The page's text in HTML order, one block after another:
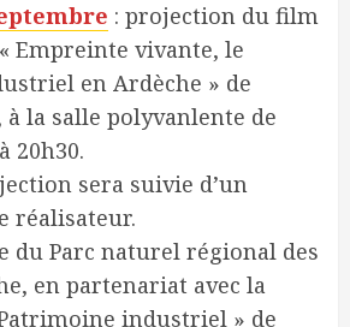
: projection du film
Empreinte vivante, le
en Ardèche » de
la salle polyvanlente de
20h30.
sera suivie d’un
réalisateur.
du Parc naturel régional des
en partenariat avec la
industriel » de